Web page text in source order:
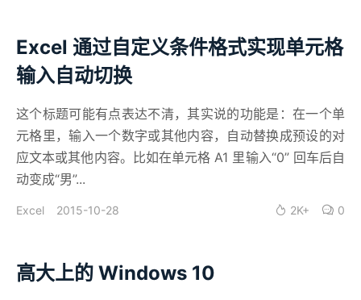
Excel 通过自定义条件格式实现单元格
输入自动切换
这个标题可能有点表达不清，其实说的功能是：在一个单
元格里，输入一个数字或其他内容，自动替换成预设的对
应文本或其他内容。比如在单元格 A1 里输入“0” 回车后自
动变成“男”...
Excel 2015-10-28 2K+ 0
高大上的 Windows 10